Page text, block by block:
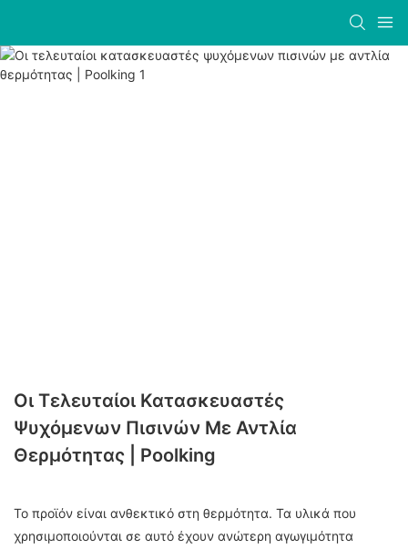
Οι Τελευταίοι Κατασκευαστές
Ψυχόμενων Πισινών Με Αντλία
Θερμότητας | Poolking
Το προϊόν είναι ανθεκτικό στη θερμότητα. Τα υλικά που
χρησιμοποιούνται σε αυτό έχουν ανώτερη αγωγιμότητα